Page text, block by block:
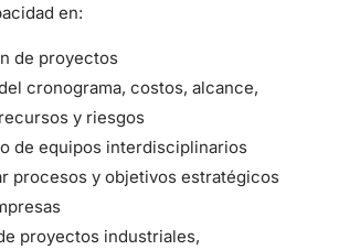
en:
de proyectos
cronograma, costos, alcance,
y riesgos
de equipos interdisciplinarios
procesos y objetivos estratégicos
proyectos industriales,